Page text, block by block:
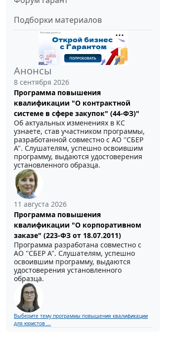
Подборки материалов
Анонсы
8 сентября 2026
Программа повышения
квалификации "О контрактной
системе в сфере закупок" (44-ФЗ)"
Об актуальных изменениях в КС
узнаете, став участником программы,
разработанной совместно с АО ''СБЕР
А". Слушателям, успешно освоившим
программу, выдаются удостоверения
установленного образца.
11 августа 2026
Программа повышения
квалификации "О корпоративном
заказе" (223-ФЗ от 18.07.2011)
Программа разработана совместно с
АО ''СБЕР А". Слушателям, успешно
освоившим программу, выдаются
удостоверения установленного
образца.
Выберите тему программы повышения квалификации
для юристов ...